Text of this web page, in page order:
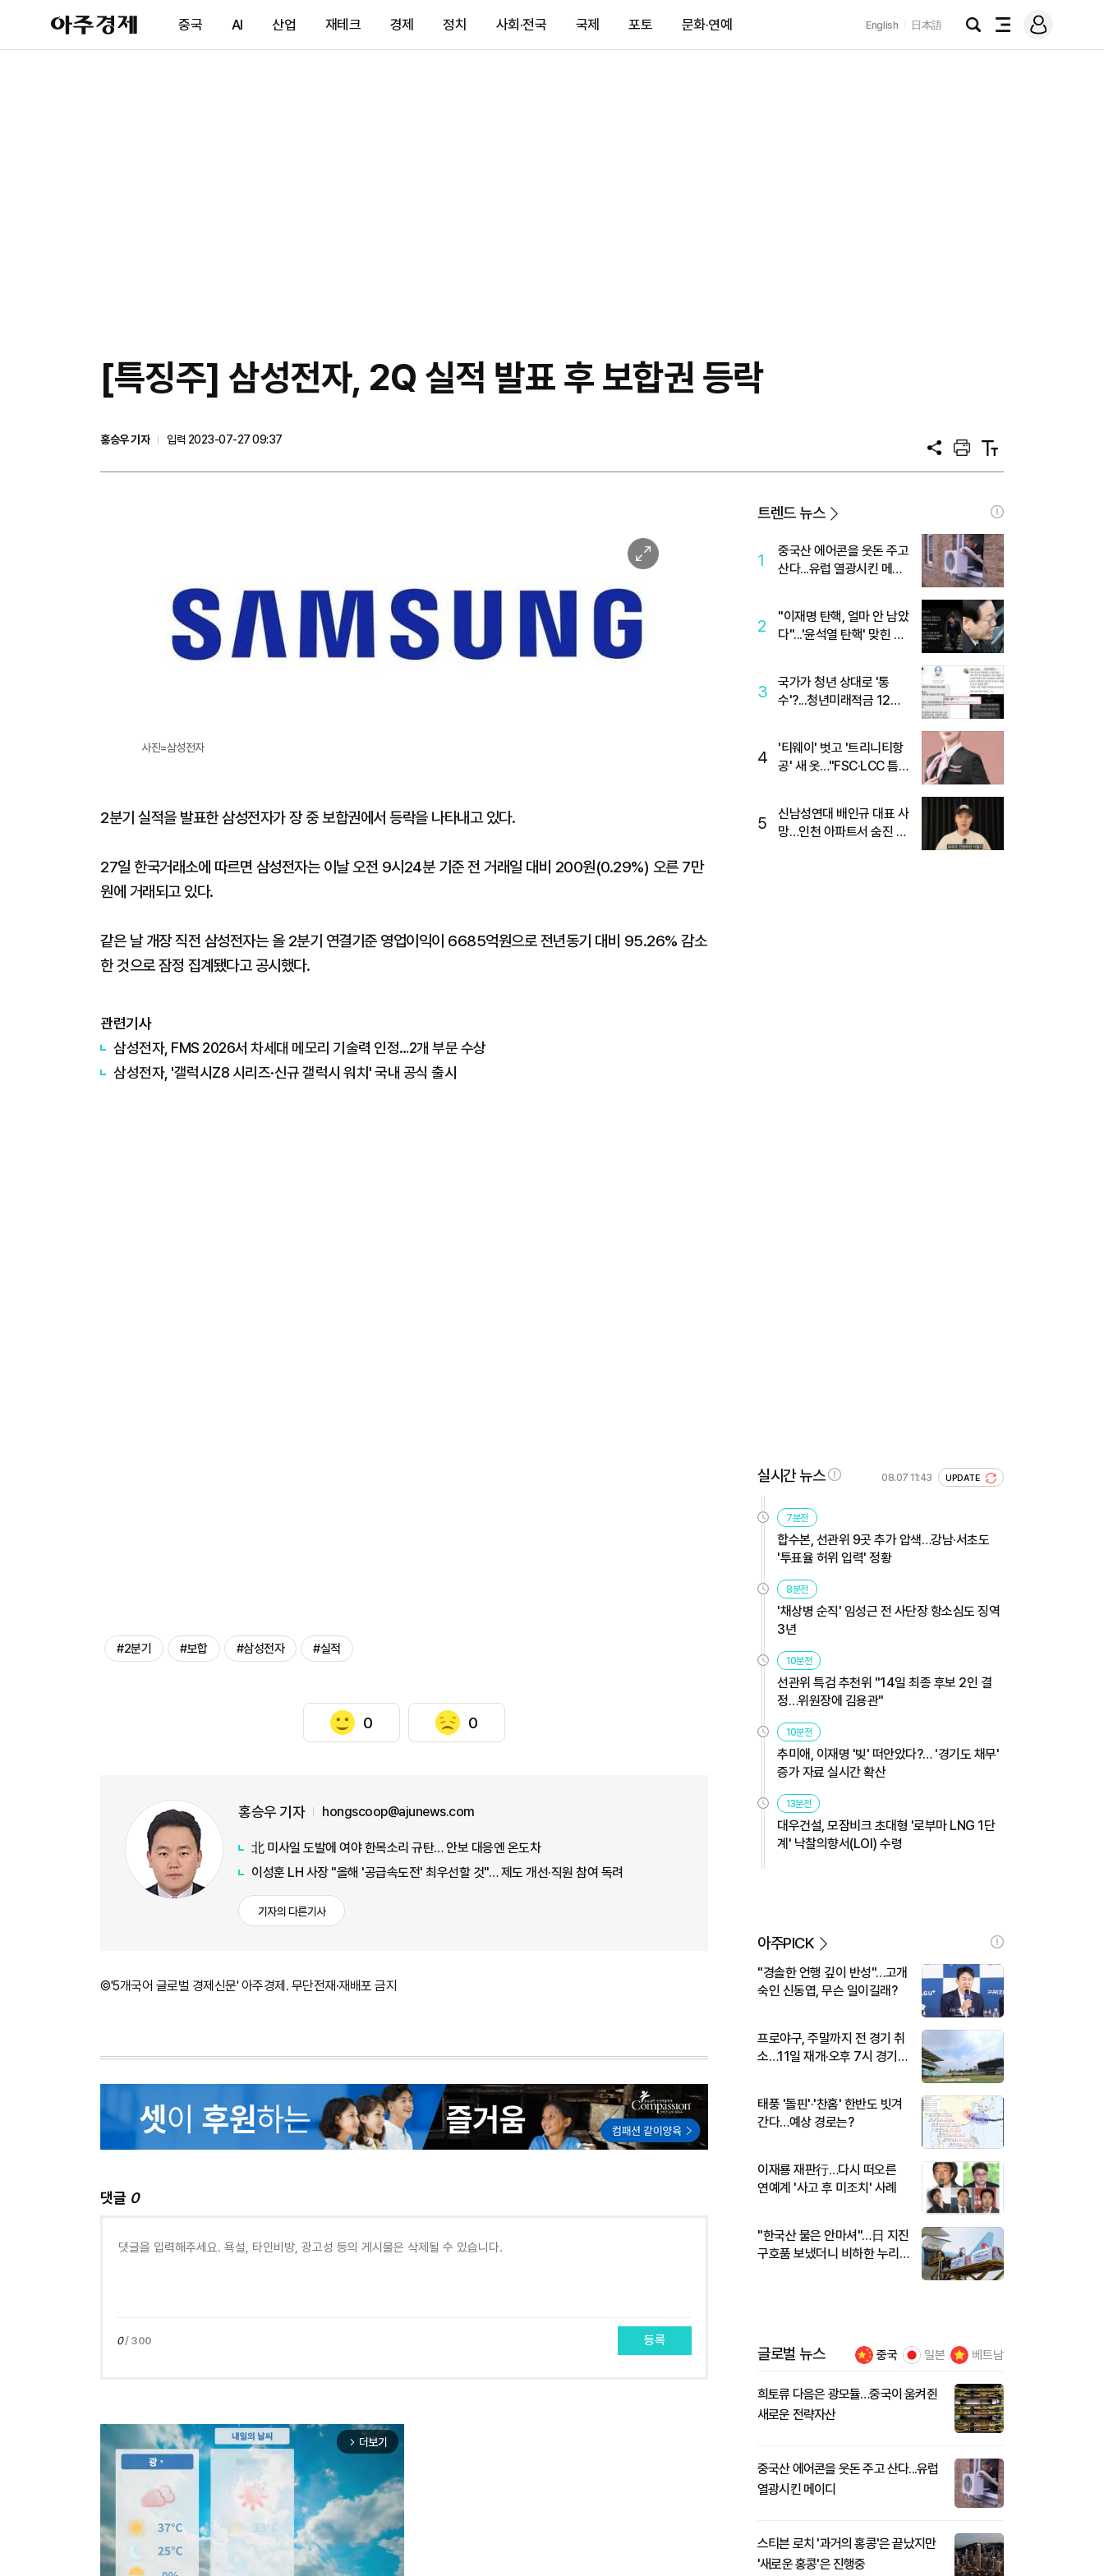
아
주
제
중국 AI 산업 재테크 경제 정치 사회·전국 국제 포토 문화·연예 English 日本語
검
전
메
그
[특징주] 삼성전자, 2Q 실적 발표 후 보합권 등락
홍승우 기자
입력 2023-07-27 09:37
공
프
트
텍
트
이
미
지
확
대
사진=삼성전자
2분기 실적을 발표한 삼성전자가 장 중 보합권에서 등락을 나타내고 있다.
27일 한국거래소에 따르면 삼성전자는 이날 오전 9시24분 기준 전 거래일 대비 200원(0.29%) 오른 7만
원에 거래되고 있다.
같은 날 개장 직전 삼성전자는 올 2분기 연결기준 영업이익이 6685억원으로 전년동기 대비 95.26% 감소
한 것으로 잠정 집계됐다고 공시했다.
관련기사
삼성전자, FMS 2026서 차세대 메모리 기술력 인정…2개 부문 수상
삼성전자, '갤럭시Z8 시리즈·신규 갤럭시 워치' 국내 공식 출시
#2분기 #보합 #삼성전자 #실적
0 0
홍승우 기자 hongscoop@ajunews.com
北 미사일 도발에 여야 한목소리 규탄… 안보 대응엔 온도차
이성훈 LH 사장 "올해 '공급속도전' 최우선할 것"… 제도 개선·직원 참여 독려
기자의 다른기사
©'5개국어 글로벌 경제신문' 아주경제. 무단전재·재배포 금지
댓글 0
0/ 300 등록
arrow_forward_ios 더보기
트렌드 뉴스
1
중국산 에어콘을 웃돈 주고
산다...유럽 열광시킨 메이
2
"이재명 탄핵, 얼마 안 남았
다"...'윤석열 탄핵' 맞힌 무
3
국가가 청년 상대로 '통
수'?...청년미래적금 12%
4
'티웨이' 벗고 '트리니티항
공' 새 옷…"FSC·LCC 틈
5
신남성연대 배인규 대표 사
망…인천 아파트서 숨진 채
실시간 뉴스 08.07 11:43 UPDATE
7분전
합수본, 선관위 9곳 추가 압색…강남·서초도
'투표율 허위 입력' 정황
8분전
'채상병 순직' 임성근 전 사단장 항소심도 징역
3년
10분전
선관위 특검 추천위 "14일 최종 후보 2인 결
정…위원장에 김용관"
10분전
추미애, 이재명 '빚' 떠안았다?… '경기도 채무'
증가 자료 실시간 확산
13분전
대우건설, 모잠비크 초대형 '로부마 LNG 1단
계' 낙찰의향서(LOI) 수령
아주PICK
"경솔한 언행 깊이 반성"…고개
숙인 신동엽, 무슨 일이길래?
프로야구, 주말까지 전 경기 취
소…11일 재개·오후 7시 경기
태풍 '돌핀'·'찬홈' 한반도 빗겨
간다…예상 경로는?
이재룡 재판行…다시 떠오른
연예계 '사고 후 미조치' 사례
"한국산 물은 안마셔"…日 지진
구호품 보냈더니 비하한 누리
글로벌 뉴스 중국 일본 베트남
희토류 다음은 광모듈…중국이 움켜쥔
새로운 전략자산
중국산 에어콘을 웃돈 주고 산다...유럽
열광시킨 메이디
스티븐 로치 '과거의 홍콩'은 끝났지만
'새로운 홍콩'은 진행중